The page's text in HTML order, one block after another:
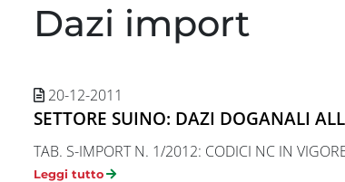
Dazi import
20-12-2011
SETTORE SUINO: DAZI DOGANALI
TAB. S-IMPORT N. 1/2012: CODICI NC IN
Leggi tutto